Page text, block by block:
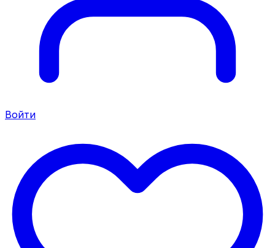
Войти